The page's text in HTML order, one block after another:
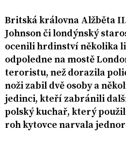
Britská královna Alžběta
Johnson či londýnský
ocenili hrdinství několika
odpoledne na mostě
teroristu, než dorazila
noži zabil dvě osoby a
jedinci, kteří zabránili
polský kuchař, který
roh kytovce narvala